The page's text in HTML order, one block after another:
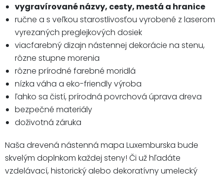
vygravírované názvy, cesty, mestá a hranice
ručne a s veľkou starostlivosťou vyrobené z laserom
vyrezaných preglejkových dosiek
viacfarebný dizajn nástennej dekorácie na stenu,
rôzne stupne morenia
rôzne prírodné farebné moridlá
nízka váha a eko-friendly výroba
ľahko sa čistí, prírodná povrchová úprava dreva
bezpečné materiály
doživotná záruka
Naša drevená nástenná mapa Luxemburska bude
skvelým doplnkom každej steny! Či už hľadáte
vzdelávací, historický alebo dekoratívny umelecký